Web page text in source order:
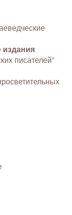
писателей”